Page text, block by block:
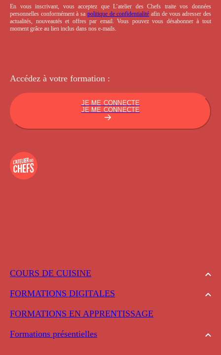
COURS DE CUISINE
FORMATIONS DIGITALES
FORMATIONS EN APPRENTISSAGE
Formations présentielles
En vous inscrivant, vous acceptez que L’atelier des Chefs traite vos données
personnelles conformément à sa politique de confidentialité afin de vous adresser des
actualités, nouveautés et offres par email. Vous pouvez vous désabonner à tout
moment grâce au lien inclus dans nos e-mails.
Accédez à votre formation :
JE ME CONNECTE
JE ME CONNECTE